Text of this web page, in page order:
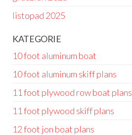
listopad 2025
KATEGORIE
10 foot aluminum boat
10 foot aluminum skiff plans
11 foot plywood row boat plans
11 foot plywood skiff plans
12 foot jon boat plans